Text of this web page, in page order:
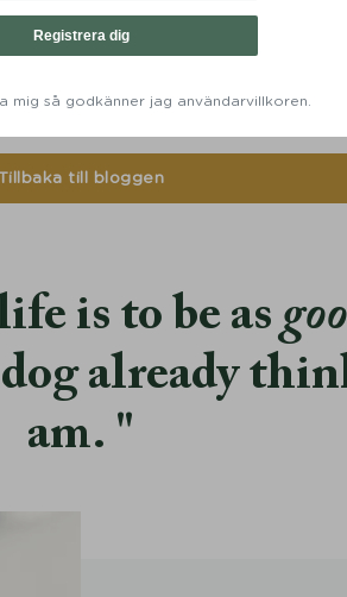
till din fyrbenta vän
till bloggen
is to be as
already
am.
Registrera dig
mig så godkänner jag användarvillkoren.